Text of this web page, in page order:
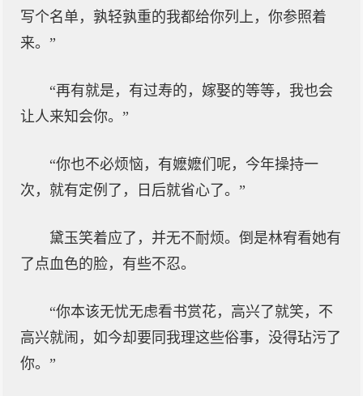
写个名单，孰轻孰重的我都给你列上，你参照着
来。”
“再有就是，有过寿的，嫁娶的等等，我也会
让人来知会你。”
“你也不必烦恼，有嬷嬷们呢，今年操持一
次，就有定例了，日后就省心了。”
黛玉笑着应了，并无不耐烦。倒是林宥看她有
了点血色的脸，有些不忍。
“你本该无忧无虑看书赏花，高兴了就笑，不
高兴就闹，如今却要同我理这些俗事，没得玷污了
你。”